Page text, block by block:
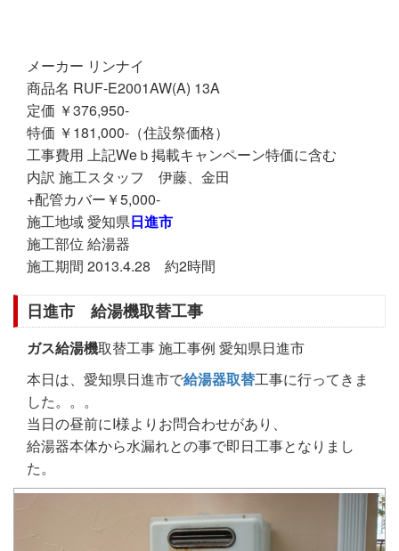
メーカー リンナイ
商品名 RUF-E2001AW(A) 13A
定価 ￥376,950-
特価 ￥181,000-（住設祭価格）
工事費用 上記Weｂ掲載キャンペーン特価に含む
内訳 施工スタッフ 伊藤、金田
+配管カバー￥5,000-
施工地域 愛知県日進市
施工部位 給湯器
施工期間 2013.4.28 約2時間
日進市 給湯機取替工事
ガス給湯機取替工事 施工事例 愛知県日進市
本日は、愛知県日進市で給湯器取替工事に行ってきま
した。。。
当日の昼前にI様よりお問合わせがあり、
給湯器本体から水漏れとの事で即日工事となりまし
た。